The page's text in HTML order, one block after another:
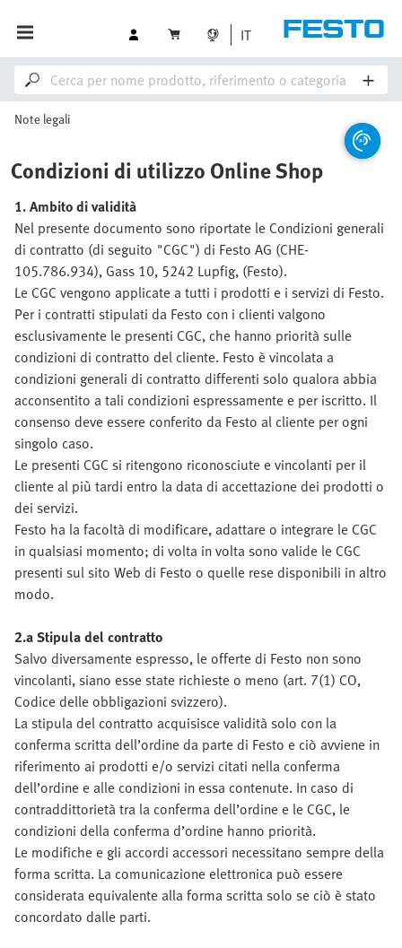
IT
Note legali
Condizioni di utilizzo Online Shop
1. Ambito di validità
Nel presente documento sono riportate le Condizioni generali
di contratto (di seguito "CGC") di Festo AG (CHE-
105.786.934), Gass 10, 5242 Lupfig, (Festo).
Le CGC vengono applicate a tutti i prodotti e i servizi di Festo.
Per i contratti stipulati da Festo con i clienti valgono
esclusivamente le presenti CGC, che hanno priorità sulle
condizioni di contratto del cliente. Festo è vincolata a
condizioni generali di contratto differenti solo qualora abbia
acconsentito a tali condizioni espressamente e per iscritto. Il
consenso deve essere conferito da Festo al cliente per ogni
singolo caso.
Le presenti CGC si ritengono riconosciute e vincolanti per il
cliente al più tardi entro la data di accettazione dei prodotti o
dei servizi.
Festo ha la facoltà di modificare, adattare o integrare le CGC
in qualsiasi momento; di volta in volta sono valide le CGC
presenti sul sito Web di Festo o quelle rese disponibili in altro
modo.
2.a Stipula del contratto
Salvo diversamente espresso, le offerte di Festo non sono
vincolanti, siano esse state richieste o meno (art. 7(1) CO,
Codice delle obbligazioni svizzero).
La stipula del contratto acquisisce validità solo con la
conferma scritta dell’ordine da parte di Festo e ciò avviene in
riferimento ai prodotti e/o servizi citati nella conferma
dell’ordine e alle condizioni in essa contenute. In caso di
contraddittorietà tra la conferma dell’ordine e le CGC, le
condizioni della conferma d’ordine hanno priorità.
Le modifiche e gli accordi accessori necessitano sempre della
forma scritta. La comunicazione elettronica può essere
considerata equivalente alla forma scritta solo se ciò è stato
concordato dalle parti.